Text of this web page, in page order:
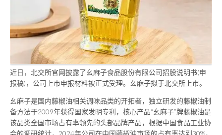
近日，北交所官网披露了幺麻子食品股份有限公司招股说明书(申
报稿)，公司上市申报材料被正式受理。幺麻子拟于北交所上市。
幺麻子是国内藤椒油相关调味品类的开拓者，独立研发的藤椒油制
备方法于2009年获得国家发明专利，核心产品“幺麻子”牌藤椒油是
该品类全国市场占有率领先的头部品牌产品，根据中国食品工业协